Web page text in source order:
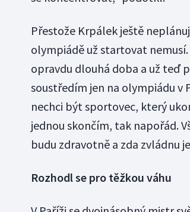
Přestože Krpálek ještě
olympiádě už startovat
opravdu dlouhá doba a už teď
soustředím jen na olympiádu v
nechci být sportovec, který
jednou skončím, tak napořád.
budu zdravotně a zda zvládnu
Rozhodl se pro těžkou váhu